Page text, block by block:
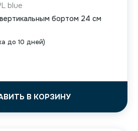
до 10 дней)
blue
бортом 24 см
В КОРЗИНУ